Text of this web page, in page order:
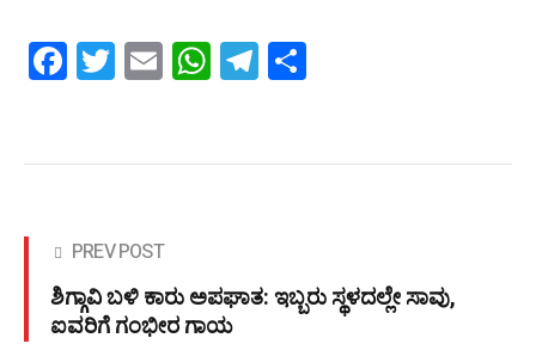
FacebookTwitterEmail WhatsAppTelegram
PREV POST
ಶಿಗ್ಗಾವಿ ಬಳಿ ಕಾರು ಅಪಘಾತ: ಇಬ್ಬರು ಸ್ಥಳದಲ್ಲೇ ಸಾವು,
ಐವರಿಗೆ ಗಂಭೀರ ಗಾಯ